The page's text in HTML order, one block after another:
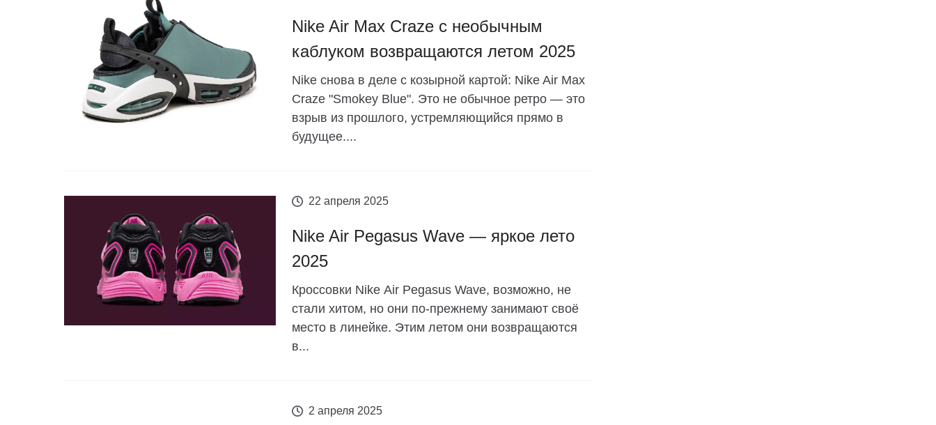
Nike Air Max Craze с необычным
каблуком возвращаются летом 2025
Nike снова в деле с козырной картой: Nike Air Max
Craze "Smokey Blue". Это не обычное ретро — это
взрыв из прошлого, устремляющийся прямо в
будущее....
22 апреля 2025
Nike Air Pegasus Wave — яркое лето
2025
Кроссовки Nike Air Pegasus Wave, возможно, не
стали хитом, но они по-прежнему занимают своё
место в линейке. Этим летом они возвращаются
в...
2 апреля 2025